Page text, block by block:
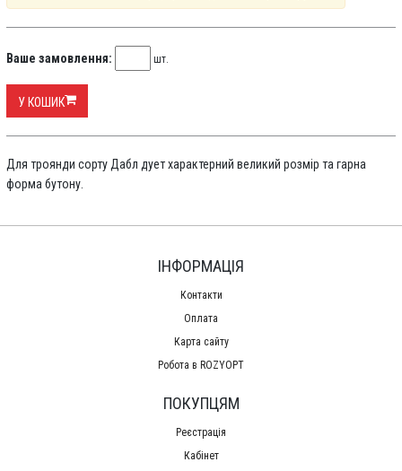
Ваше замовлення: шт.
У КОШИК
Для троянди сорту Дабл дует характерний великий розмір та гарна
форма бутону.
ІНФОРМАЦІЯ
Контакти
Оплата
Карта сайту
Робота в ROZYOPT
ПОКУПЦЯМ
Реєстрація
Кабінет